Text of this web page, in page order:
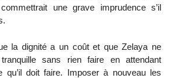
commettrait une grave imprudence s’il
la dignité a un coût et que Zelaya ne
sans rien faire en attendant
qu’il doit faire. Imposer à nouveau les